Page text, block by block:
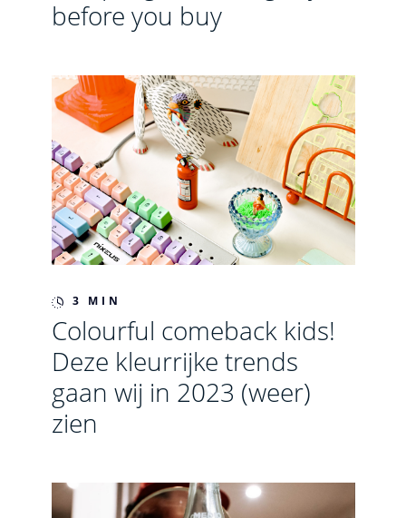
before you buy
3 MIN
Colourful comeback kids!
Deze kleurrijke trends
gaan wij in 2023 (weer)
zien